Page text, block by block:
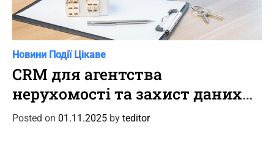
C
a
t
e
g
Новини Події Цікаве
CRM для агентства
нерухомості та захист даних
клієнтів
Posted on 01.11.2025 by teditor